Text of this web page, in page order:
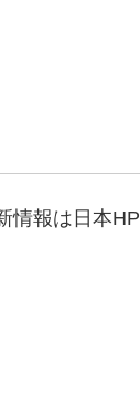
情報は日本HP